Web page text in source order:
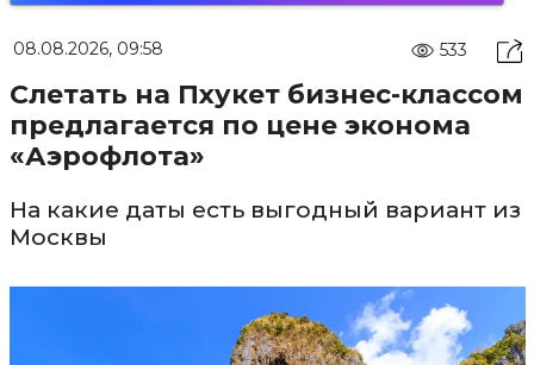
08.08.2026, 09:58 533
Слетать на Пхукет бизнес-классом
предлагается по цене эконома
«Аэрофлота»
На какие даты есть выгодный вариант из
Москвы